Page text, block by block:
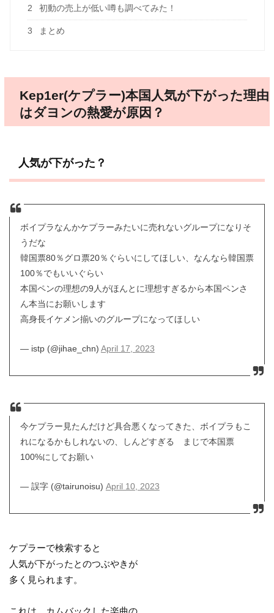
2 初動の売上が低い噂も調べてみた！
3 まとめ
Kep1er(ケプラー)本国人気が下がった理由
はダヨンの熱愛が原因？
人気が下がった？
ボイプラなんかケプラーみたいに売れないグループになりそ
うだな
韓国票80％グロ票20％ぐらいにしてほしい、なんなら韓国票
100％でもいいぐらい
本国ペンの理想の9人がほんとに理想すぎるから本国ペンさ
ん本当にお願いします
高身長イケメン揃いのグループになってほしい
— istp (@jihae_chn) April 17, 2023
今ケプラー見たんだけど具合悪くなってきた、ボイプラもこ
れになるかもしれないの、しんどすぎる まじで本国票
100%にしてお願い
— 誤字 (@tairunoisu) April 10, 2023
ケプラーで検索すると
人気が下がったとのつぶやきが
多く見られます。
これは、カムバックした楽曲の